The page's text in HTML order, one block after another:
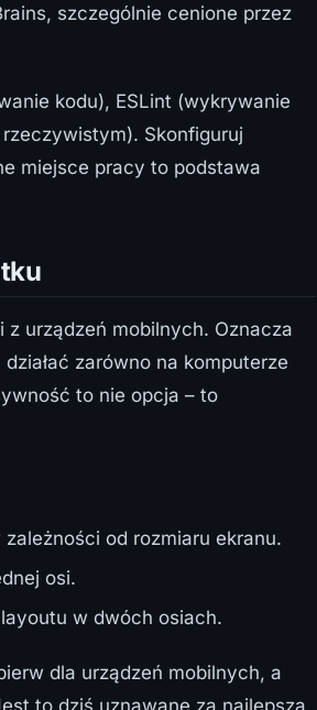
szczególnie cenione przez
kodu), ESLint (wykrywanie
Skonfiguruj
miejsce pracy to podstawa
urządzeń mobilnych. Oznacza
zarówno na komputerze
to nie opcja – to
od rozmiaru ekranu.
osi.
w dwóch osiach.
dla urządzeń mobilnych, a